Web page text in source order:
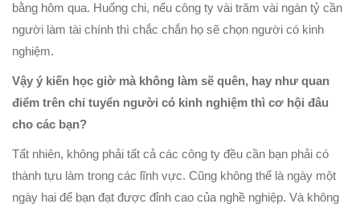
bằng hôm qua. Huống chi, nếu công ty vài trăm vài ngàn tỷ cần
người làm tài chính thì chắc chắn họ sẽ chọn người có kinh
nghiệm.
Vậy ý kiến học giờ mà không làm sẽ quên, hay như quan
điểm trên chỉ tuyển người có kinh nghiệm thì cơ hội đâu
cho các bạn?
Tất nhiên, không phải tất cả các công ty đều cần bạn phải có
thành tựu làm trong các lĩnh vực. Cũng không thể là ngày một
ngày hai để bạn đạt được đỉnh cao của nghề nghiệp. Và không